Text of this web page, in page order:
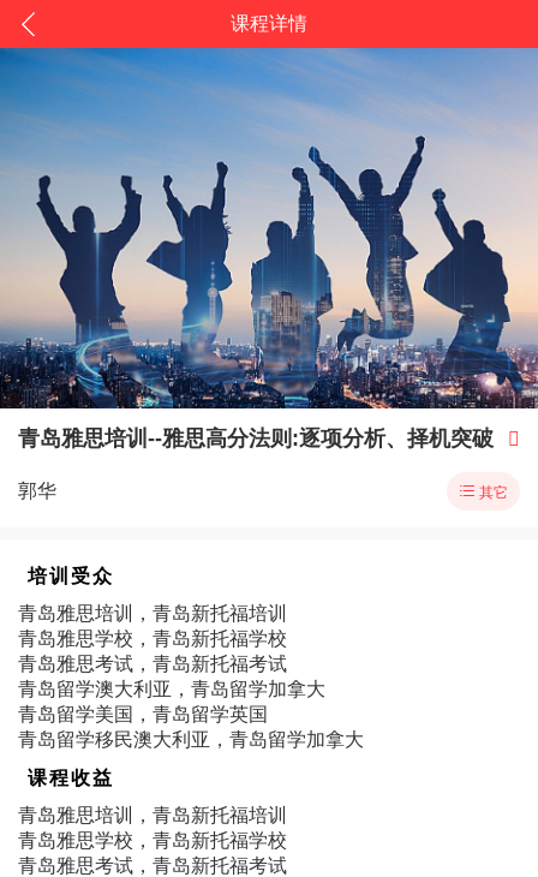
课程详情
青岛雅思培训--雅思高分法则:逐项分析、择机突破 
郭华  其它
培训受众
青岛雅思培训，青岛新托福培训
青岛雅思学校，青岛新托福学校
青岛雅思考试，青岛新托福考试
青岛留学澳大利亚，青岛留学加拿大
青岛留学美国，青岛留学英国
青岛留学移民澳大利亚，青岛留学加拿大
课程收益
青岛雅思培训，青岛新托福培训
青岛雅思学校，青岛新托福学校
青岛雅思考试，青岛新托福考试